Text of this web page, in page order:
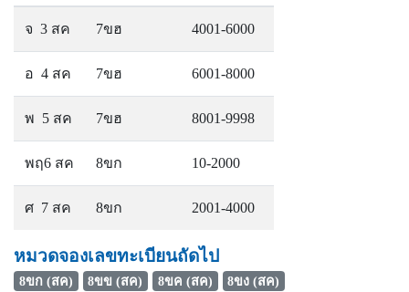
จ 3 สค 7ขฮ 4001-6000
อ 4 สค 7ขฮ 6001-8000
พ 5 สค 7ขฮ 8001-9998
พฤ6 สค 8ขก 10-2000
ศ 7 สค 8ขก 2001-4000
หมวดจองเลขทะเบียนถัดไป
8ขก (สค) 8ขข (สค) 8ขค (สค) 8ขง (สค)